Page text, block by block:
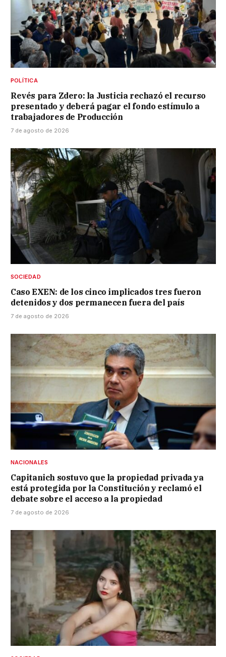
POLÍTICA
Revés para Zdero: la Justicia rechazó el recurso
presentado y deberá pagar el fondo estímulo a
trabajadores de Producción
7 de agosto de 2026
SOCIEDAD
Caso EXEN: de los cinco implicados tres fueron
detenidos y dos permanecen fuera del país
7 de agosto de 2026
NACIONALES
Capitanich sostuvo que la propiedad privada ya
está protegida por la Constitución y reclamó el
debate sobre el acceso a la propiedad
7 de agosto de 2026